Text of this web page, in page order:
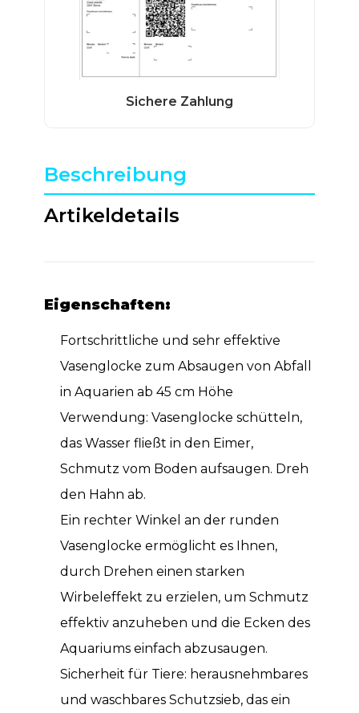
Beschreibung
Artikeldetails
Eigenschaften:
Fortschrittliche und sehr effektive
Vasenglocke zum Absaugen von Abfall
in Aquarien ab 45 cm Höhe
Verwendung: Vasenglocke schütteln,
das Wasser fließt in den Eimer,
Schmutz vom Boden aufsaugen. Dreh
den Hahn ab.
Ein rechter Winkel an der runden
Vasenglocke ermöglicht es Ihnen,
durch Drehen einen starken
Wirbeleffekt zu erzielen, um Schmutz
effektiv anzuheben und die Ecken des
Aquariums einfach abzusaugen.
Sicherheit für Tiere: herausnehmbares
und waschbares Schutzsieb, das ein